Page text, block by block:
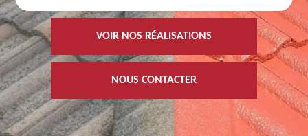
VOIR NOS RÉALISATIONS
NOUS CONTACTER